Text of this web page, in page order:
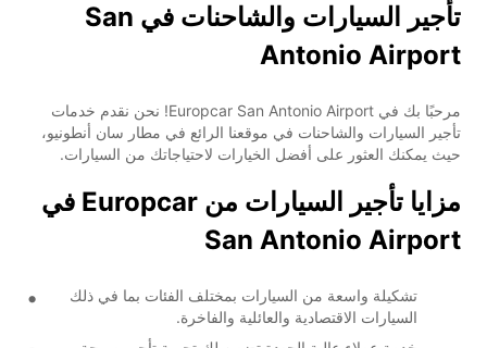
تأجير السيارات والشاحنات في San
Antonio Airport
مرحبًا بك في Europcar San Antonio Airport! نحن نقدم خدمات
تأجير السيارات والشاحنات في موقعنا الرائع في مطار سان أنطونيو،
حيث يمكنك العثور على أفضل الخيارات لاحتياجاتك من السيارات.
مزايا تأجير السيارات من Europcar في
San Antonio Airport
تشكيلة واسعة من السيارات بمختلف الفئات بما في ذلك
السيارات الاقتصادية والعائلية والفاخرة.